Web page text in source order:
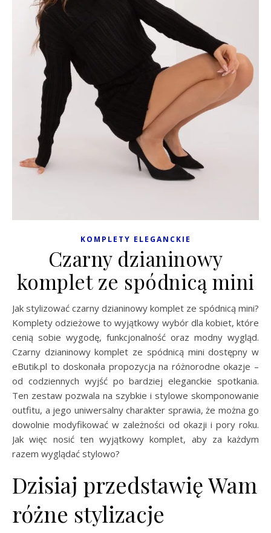
KOMPLETY ELEGANCKIE
Czarny dzianinowy
komplet ze spódnicą mini
Jak stylizować czarny dzianinowy komplet ze spódnicą mini?
Komplety odzieżowe to wyjątkowy wybór dla kobiet, które
cenią sobie wygodę, funkcjonalność oraz modny wygląd.
Czarny dzianinowy komplet ze spódnicą mini dostępny w
eButik.pl to doskonała propozycja na różnorodne okazje –
od codziennych wyjść po bardziej eleganckie spotkania.
Ten zestaw pozwala na szybkie i stylowe skomponowanie
outfitu, a jego uniwersalny charakter sprawia, że można go
dowolnie modyfikować w zależności od okazji i pory roku.
Jak więc nosić ten wyjątkowy komplet, aby za każdym
razem wyglądać stylowo?
Dzisiaj przedstawię Wam
różne stylizacje